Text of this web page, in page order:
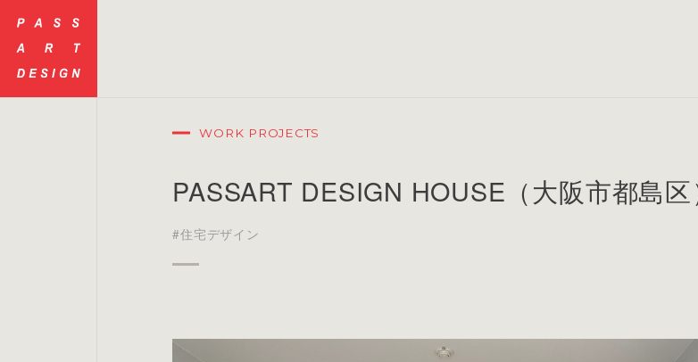
WORK PROJECTS
PASSART DESIGN HOUSE（大阪市都島区
#住宅デザイン